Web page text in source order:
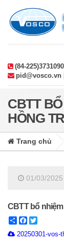
(84-
pid@vosco.vn |
CBTT
HỒNG
Trang chủ
01/03/2025
CBTT bổ
ShareFacebook
20250301-vos-